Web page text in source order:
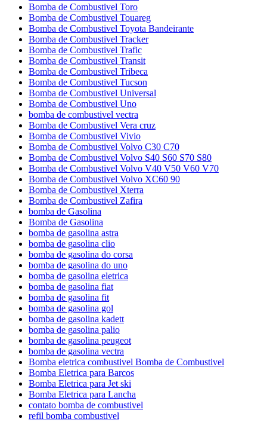
Bomba de Combustivel Toro
Bomba de Combustivel Touareg
Bomba de Combustivel Toyota Bandeirante
Bomba de Combustivel Tracker
Bomba de Combustivel Trafic
Bomba de Combustivel Transit
Bomba de Combustivel Tribeca
Bomba de Combustivel Tucson
Bomba de Combustivel Universal
Bomba de Combustivel Uno
bomba de combustivel vectra
Bomba de Combustivel Vera cruz
Bomba de Combustivel Vivio
Bomba de Combustivel Volvo C30 C70
Bomba de Combustivel Volvo S40 S60 S70 S80
Bomba de Combustivel Volvo V40 V50 V60 V70
Bomba de Combustivel Volvo XC60 90
Bomba de Combustivel Xterra
Bomba de Combustivel Zafira
bomba de Gasolina
Bomba de Gasolina
bomba de gasolina astra
bomba de gasolina clio
bomba de gasolina do corsa
bomba de gasolina do uno
bomba de gasolina eletrica
bomba de gasolina fiat
bomba de gasolina fit
bomba de gasolina gol
bomba de gasolina kadett
bomba de gasolina palio
bomba de gasolina peugeot
bomba de gasolina vectra
Bomba eletrica combustivel Bomba de Combustivel
Bomba Eletrica para Barcos
Bomba Eletrica para Jet ski
Bomba Eletrica para Lancha
contato bomba de combustivel
refil bomba combustivel